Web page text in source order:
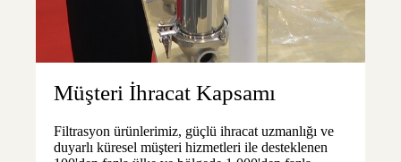
Müşteri İhracat Kapsamı
Filtrasyon ürünlerimiz, güçlü ihracat uzmanlığı ve
duyarlı küresel müşteri hizmetleri ile desteklenen